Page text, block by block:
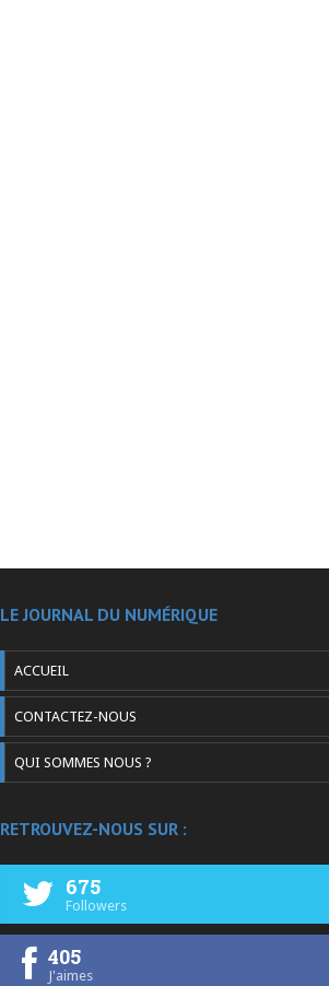
LE JOURNAL DU NUMÉRIQUE
ACCUEIL
CONTACTEZ-NOUS
QUI SOMMES NOUS ?
RETROUVEZ-NOUS SUR :
675
Followers
405
J'aimes